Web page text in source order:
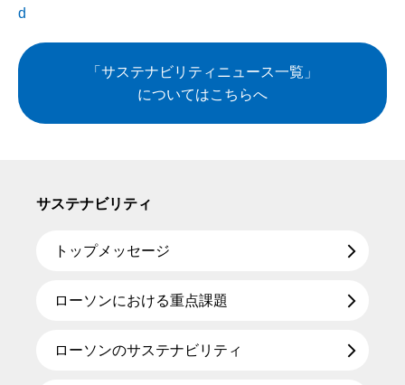
d
「サステナビリティニュース一覧」
についてはこちらへ
サステナビリティ
トップメッセージ
ローソンにおける重点課題
ローソンのサステナビリティ